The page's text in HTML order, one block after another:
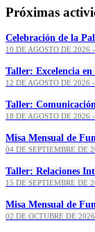
Próximas
Celebración de la
10 DE AGOSTO DE 2026 -
Taller: Excelencia en
12 DE AGOSTO DE 2026 -
Taller:
18 DE AGOSTO DE 2026 -
Misa Mensual de
04 DE SEPTIEMBRE DE
Taller: Relaciones
15 DE SEPTIEMBRE DE
Misa Mensual de
02 DE OCTUBRE DE